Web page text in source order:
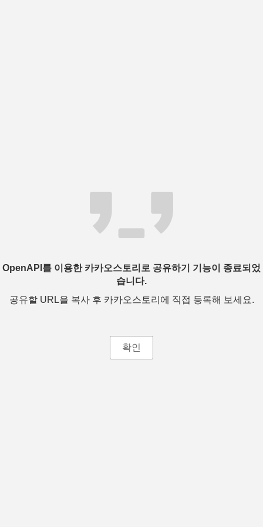
OpenAPI를 이용한 카카오스토리로 공유하기 기능이 종료되었
습니다.
공유할 URL을 복사 후 카카오스토리에 직접 등록해 보세요.
확인